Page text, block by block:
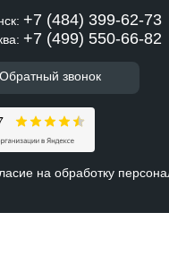
+7 (484) 399-62-73
+7 (499) 550-66-82
Обратный звонок
на обработку